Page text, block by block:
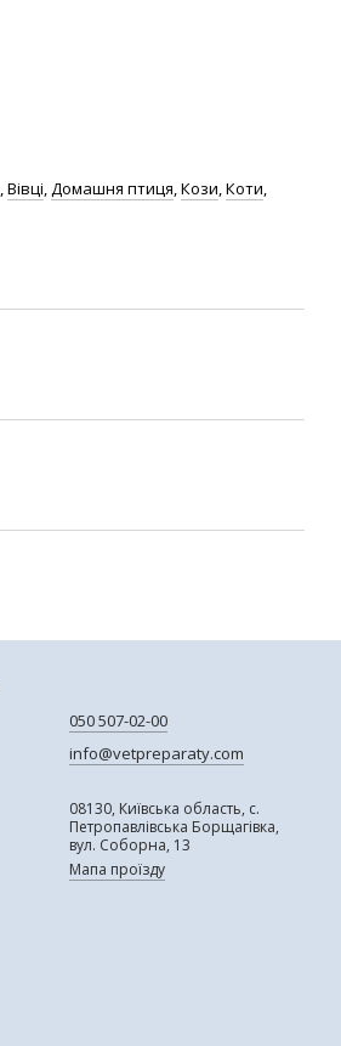
,Вівці,Домашня птиця,Кози,Коти,
050 507-02-00
info@vetpreparaty.com
08130, Київська область, с.
Петропавлівська Борщагівка,
вул. Соборна, 13
Мапа проїзду